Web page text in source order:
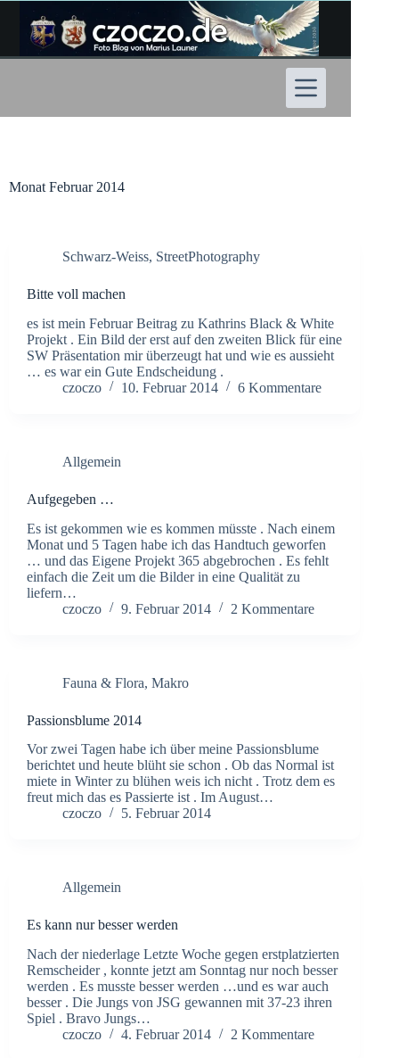
Inhalt
springen
Monat Februar 2014
Schwarz-Weiss, StreetPhotography
Bitte voll machen
es ist mein Februar Beitrag zu Kathrins Black & White
Projekt . Ein Bild der erst auf den zweiten Blick für eine
SW Präsentation mir überzeugt hat und wie es aussieht
… es war ein Gute Endscheidung .
czoczo
10. Februar 2014 6 Kommentare
Allgemein
Aufgegeben …
Es ist gekommen wie es kommen müsste . Nach einem
Monat und 5 Tagen habe ich das Handtuch geworfen
… und das Eigene Projekt 365 abgebrochen . Es fehlt
einfach die Zeit um die Bilder in eine Qualität zu
liefern…
czoczo
9. Februar 2014 2 Kommentare
Fauna & Flora, Makro
Passionsblume 2014
Vor zwei Tagen habe ich über meine Passionsblume
berichtet und heute blüht sie schon . Ob das Normal ist
miete in Winter zu blühen weis ich nicht . Trotz dem es
freut mich das es Passierte ist . Im August…
czoczo
5. Februar 2014
Allgemein
Es kann nur besser werden
Nach der niederlage Letzte Woche gegen erstplatzierten
Remscheider , konnte jetzt am Sonntag nur noch besser
werden . Es musste besser werden …und es war auch
besser . Die Jungs von JSG gewannen mit 37-23 ihren
Spiel . Bravo Jungs…
czoczo
4. Februar 2014 2 Kommentare